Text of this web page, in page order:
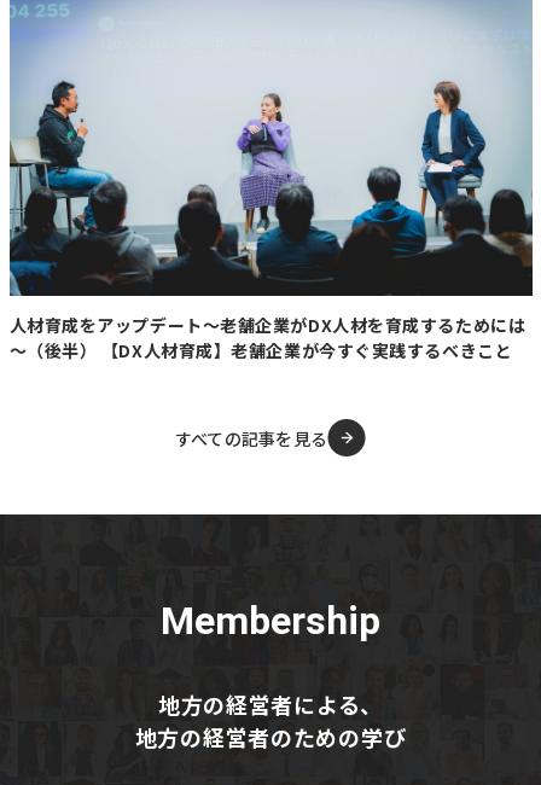
人材育成をアップデート～老舗企業がDX人材を育成するためには
～（後半） 【DX人材育成】老舗企業が今すぐ実践するべきこと
すべての記事を見る
Membership
地方の経営者による、
地方の経営者のための学び